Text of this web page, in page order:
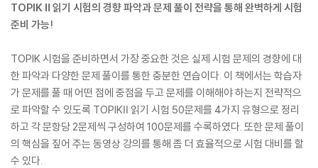
TOPIK Ⅱ 읽기 시험의 경향 파악과 문제 풀이 전략을 통해 완벽하게 시험
준비 가능!
TOPIK 시험을 준비하면서 가장 중요한 것은 실제 시험 문제의 경향에 대
한 파악과 다양한 문제 풀이를 통한 충분한 연습이다. 이 책에서는 학습자
가 문제를 풀 때 어떤 점에 중점을 두고 문제를 이해해야 하는지 전략적으
로 파악할 수 있도록 TOPIKⅡ 읽기 시험 50문제를 4가지 유형으로 정리
하고 각 문항당 2문제씩 구성하여 100문제를 수록하였다. 또한 문제 풀이
의 핵심을 짚어 주는 동영상 강의를 통해 좀 더 효율적으로 시험 대비를 할
수 있다.